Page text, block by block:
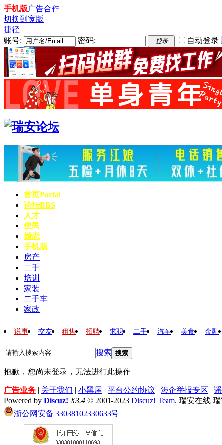
手机版广告合作
切换到宽版
捷径
账号:
密码: 登录 自动登录
首页Portal
论坛BBS
人才
便民
婚恋
手机版
房产
二手
培训
家装
二手车
家政
说事 交友 租售 招聘 求职 二手 汽车 美食 金融
搜索 搜索
抱歉，您尚未登录，无法进行此操作
广告业务 | 关于我们 | 小黑屋 | 平台公约协议 | 涉企举报专区 |
Powered by Discuz! X3.4 © 2001-2023 Discuz! Team. 瑞安在线
浙公网安备 33038102330633号